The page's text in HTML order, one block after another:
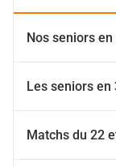
Nos seniors
Les seniors en
Matchs du 22